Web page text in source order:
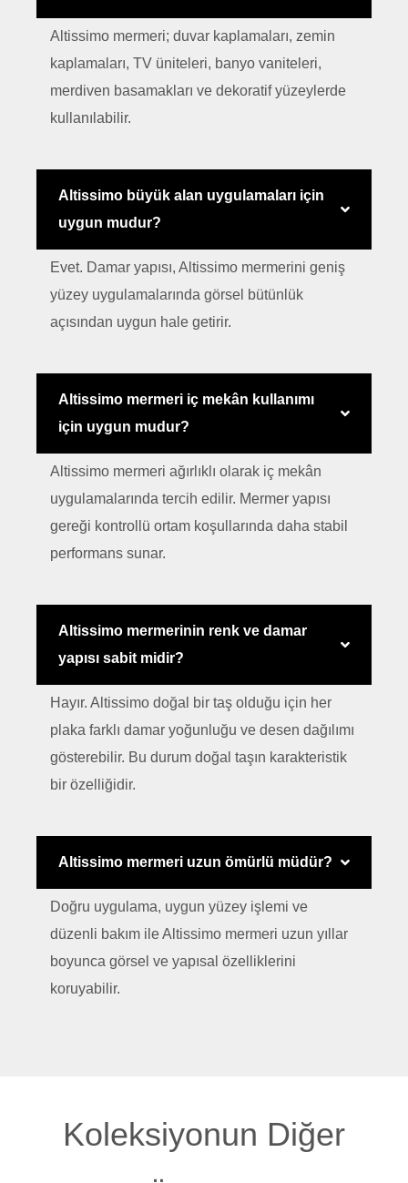
Altissimo mermeri; duvar kaplamaları, zemin
kaplamaları, TV üniteleri, banyo vaniteleri,
merdiven basamakları ve dekoratif yüzeylerde
kullanılabilir.
Altissimo büyük alan uygulamaları için
uygun mudur?
Evet. Damar yapısı, Altissimo mermerini geniş
yüzey uygulamalarında görsel bütünlük
açısından uygun hale getirir.
Altissimo mermeri iç mekân kullanımı
için uygun mudur?
Altissimo mermeri ağırlıklı olarak iç mekân
uygulamalarında tercih edilir. Mermer yapısı
gereği kontrollü ortam koşullarında daha stabil
performans sunar.
Altissimo mermerinin renk ve damar
yapısı sabit midir?
Hayır. Altissimo doğal bir taş olduğu için her
plaka farklı damar yoğunluğu ve desen dağılımı
gösterebilir. Bu durum doğal taşın karakteristik
bir özelliğidir.
Altissimo mermeri uzun ömürlü müdür?
Doğru uygulama, uygun yüzey işlemi ve
düzenli bakım ile Altissimo mermeri uzun yıllar
boyunca görsel ve yapısal özelliklerini
koruyabilir.
Koleksiyonun Diğer